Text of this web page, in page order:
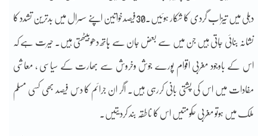
دہلی میں تیزاب گردی کا شکار ہوئیں۔30فیصدخواتین اپنے سسرال میں بدترین تشدد کا
نشانہ بنائی جاتی ہیں جن میں سے بعض جان سے ہاتھ دھوبیٹھتی ہیں۔ حیرت ہے کہ
اس کے باوجود مغربی اقوام پورے جوش وخروش سے بھارت کے سیاسی ، معاشی
مفادات میں اس کی پشتی بانی کررہی ہیں۔ اگر ان جرائم کا دس فیصد بھی کسی مسلم
ملک میں ہوتو مغربی حکومتیں اس کا ناطقہ بند کردیتیں۔